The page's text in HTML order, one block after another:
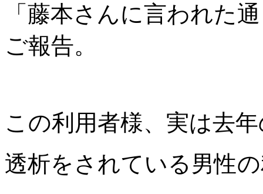
「藤本さんに言われた
ご報告。
この利用者様、実は去
透析をされている男性